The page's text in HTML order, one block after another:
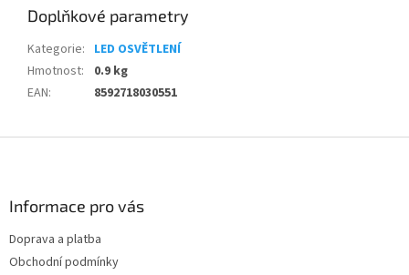
Doplňkové parametry
Kategorie: LED OSVĚTLENÍ
Hmotnost:
0.9 kg
EAN: 8592718030551
Informace pro vás
Doprava a platba
Obchodní podmínky